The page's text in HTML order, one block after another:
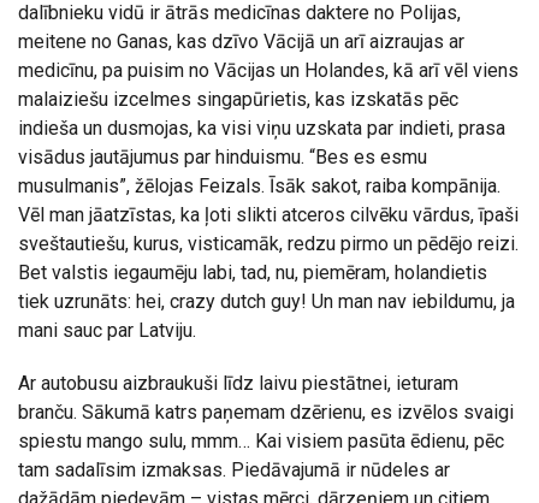
dalībnieku vidū ir ātrās medicīnas daktere no Polijas,
meitene no Ganas, kas dzīvo Vācijā un arī aizraujas ar
medicīnu, pa puisim no Vācijas un Holandes, kā arī vēl viens
malaiziešu izcelmes singapūrietis, kas izskatās pēc
indieša un dusmojas, ka visi viņu uzskata par indieti, prasa
visādus jautājumus par hinduismu. “Bes es esmu
musulmanis”, žēlojas Feizals. Īsāk sakot, raiba kompānija.
Vēl man jāatzīstas, ka ļoti slikti atceros cilvēku vārdus, īpaši
sveštautiešu, kurus, visticamāk, redzu pirmo un pēdējo reizi.
Bet valstis iegaumēju labi, tad, nu, piemēram, holandietis
tiek uzrunāts: hei, crazy dutch guy! Un man nav iebildumu, ja
mani sauc par Latviju.
Ar autobusu aizbraukuši līdz laivu piestātnei, ieturam
branču. Sākumā katrs paņemam dzērienu, es izvēlos svaigi
spiestu mango sulu, mmm… Kai visiem pasūta ēdienu, pēc
tam sadalīsim izmaksas. Piedāvajumā ir nūdeles ar